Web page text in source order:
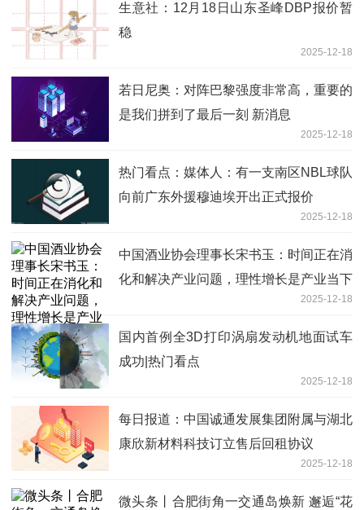
生意社：12月18日山东圣峰DBP报价暂
稳
2025-12-18
若日尼奥：对阵巴黎强度非常高，重要的
是我们拼到了最后一刻 新消息
2025-12-18
热门看点：媒体人：有一支南区NBL球队
向前广东外援穆迪埃开出正式报价
2025-12-18
中国酒业协会理事长宋书玉：时间正在消
化和解决产业问题，理性增长是产业当下
2025-12-18
国内首例全3D打印涡扇发动机地面试车
成功|热门看点
2025-12-18
每日报道：中国诚通发展集团附属与湖北
康欣新材料科技订立售后回租协议
2025-12-18
微头条丨合肥街角一交通岛焕新 邂逅“花